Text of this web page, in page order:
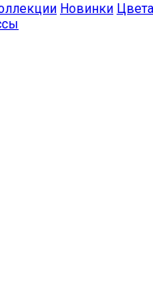
Новинки Цвета